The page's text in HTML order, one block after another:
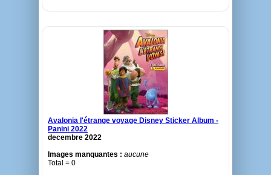
Avalonia l'étrange voyage Disney Sticker Album -
Panini 2022
decembre 2022
Images manquantes : aucune
Total = 0